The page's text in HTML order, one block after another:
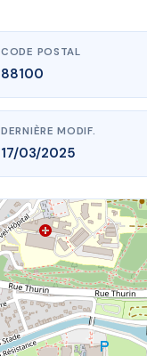
CODE POSTAL
88100
DERNIÈRE MODIF.
17/03/2025